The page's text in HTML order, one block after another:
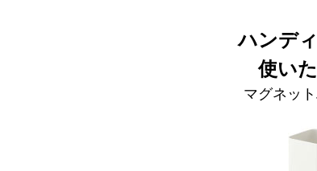
ハンデ
使い
マグネッ